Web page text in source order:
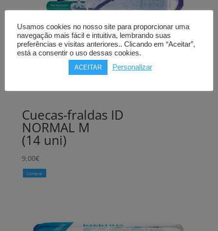
Cuecas-fraldas ID
NORMAL M
(14 uni)
9,00€
Comprar
Usamos cookies no nosso site para proporcionar uma
navegação mais fácil e intuitiva, lembrando suas
preferências e visitas anteriores.. Clicando em “Aceitar”,
está a consentir o uso dessas cookies.
ACEITAR Personalizar